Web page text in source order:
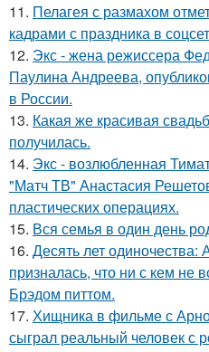
11. Пелагея с размахом
кадрами с праздника в
12. Экс - жена режиссера
Паулина Андреева,
в России.
13. Какая же красивая
получилась.
14. Экс - возлюбленная
"Матч ТВ" Анастасия
пластических операциях.
15. Вся семья в один день
16. Десять лет
призналась, что ни с кем не
Брэдом питтом.
17. Хищника в фильме с
сыграл реальный человек с